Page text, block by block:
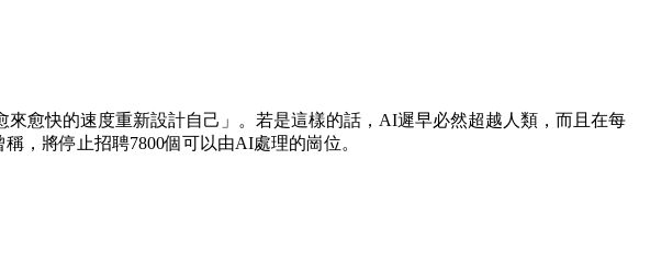
愈快的速度重新設計自己」。若是這樣的話，AI遲早必然超越人類，而且在每
，將停止招聘7800個可以由AI處理的崗位。